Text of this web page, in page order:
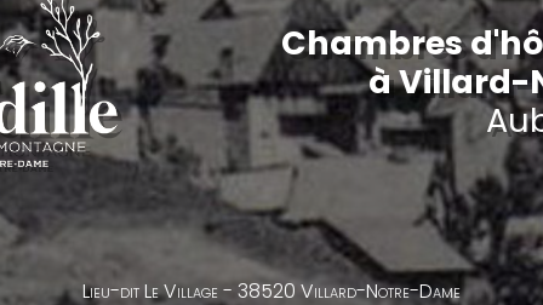
Hiver
Chambres
à Villard-
Lieu-dit Le Village - 38520 Villard-Notre-Dame